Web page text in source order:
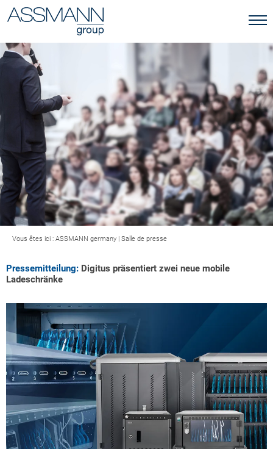
Vous êtes ici : ASSMANN germany | Salle de presse
Pressemitteilung: Digitus präsentiert zwei neue mobile
Ladeschränke